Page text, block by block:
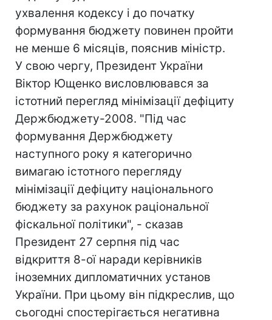
ухвалення кодексу і до початку
формування бюджету повинен пройти
не менше 6 місяців, пояснив міністр.
У свою чергу, Президент України
Віктор Ющенко висловлювався за
істотний перегляд мінімізації дефіциту
Держбюджету-2008. "Під час
формування Держбюджету
наступного року я категорично
вимагаю істотного перегляду
мінімізації дефіциту національного
бюджету за рахунок раціональної
фіскальної політики", - сказав
Президент 27 серпня під час
відкриття 8-ої наради керівників
іноземних дипломатичних установ
України. При цьому він підкреслив, що
сьогодні спостерігається негативна